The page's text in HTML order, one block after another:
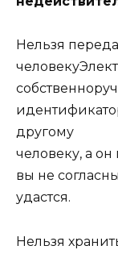
Нельзя
другому
человеку, а
вы не
удастся.
Нельзя